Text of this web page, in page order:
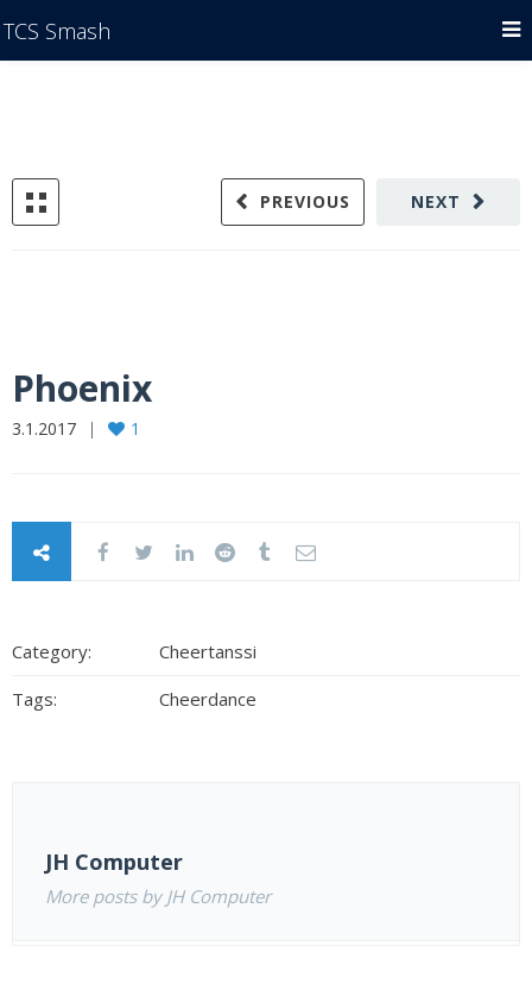
NEXT
PREVIOUS
Phoenix
3.1.2017 1
Category:
Cheertanssi
Tags:
Cheerdance
JH Computer
More posts by JH Computer
TCS Smash